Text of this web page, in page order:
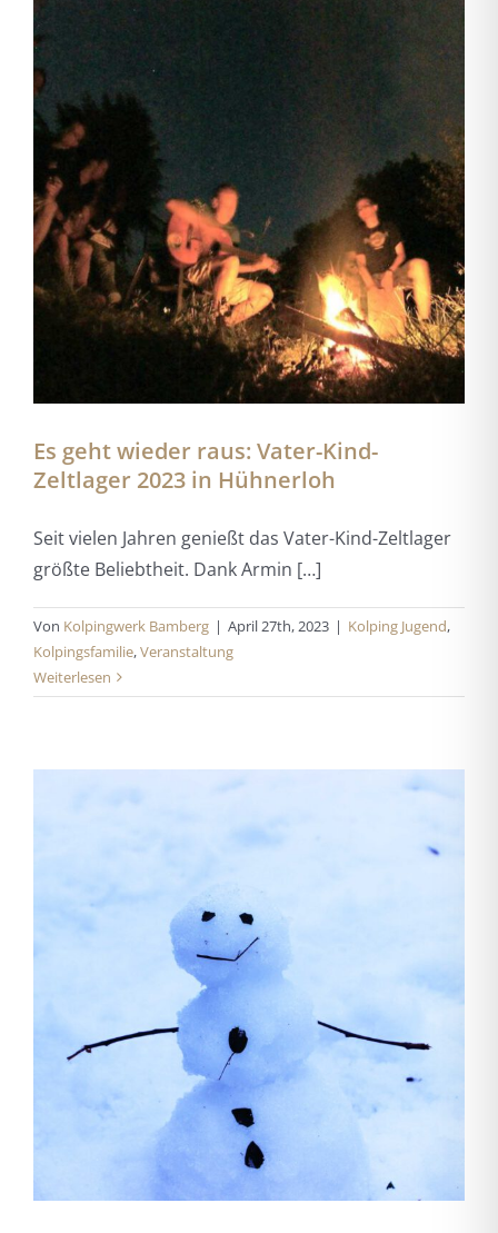
Es geht wieder raus: Vater-Kind-
Zeltlager 2023 in Hühnerloh
Seit vielen Jahren genießt das Vater-Kind-Zeltlager
größte Beliebtheit. Dank Armin […]
Von Kolpingwerk Bamberg | April 27th, 2023 | Kolping Jugend,
Kolpingsfamilie,Veranstaltung
Weiterlesen